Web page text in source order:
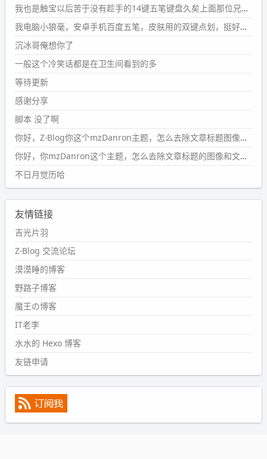
#PubWord要不我每年汇总整理一次？？碎雨集_沉冰浮水_
第1页https://www.wdssmq.com/tag/%E7%A2%8E%E9%9
B%A8%E9%9B%86/
wdssmq
2024-09-23 20:58:40
#PubWord
条嘟？？？？
wdssmq
2024-09-15 10:32:07
#PubWordVSCode 内 git 操作卡住的时候没办法主动取消
一直是个痛点，一般都是推送或拉取，今天连提交都卡
了。。
wdssmq
2024-09-11 08:45:43
#PubWord
然后天凉了，为了应对踢被子买了睡袋，不知道 1.2 米会不
会略窄。。
wdssmq
2024-09-09 19:43:00
#PubWord
表，21 年 11 月底发现 B 站上线了这部，直到前几天才看
完，还是分两次看的。。接下来有五项是 2019 年的，都是
电影 —— 略长的待办列表。。
我也是触宝以后苦于没有趁手的14键五笔键盘久矣上面那位兄台用的百度双键点划布局我也用过很久，那个皮肤做得很粗糙，个别键位的触发区域是错位的，快速打字时很容易出错，修改它的皮肤文件校正后勉强能用，但早年出的皮肤分辨率太低，实在谈不上美观。百度小米定制版的商店里有一个"小黑板"皮肤还不错(百度官方输入法商店里没有)，但那个风格我不喜欢这两天找到了一个叫"森林集"的公众号，开发了海量的皮肤，很多都有14键版本，付费但很便宜，几块钱，终于有自己满意的输入法了搜了一下，这个工作室还是百度的官方合作伙伴，不知道为什么14键作品都不在官方商店上架，难道是百度官方在刻意放弃14键？
我电脑小狼毫，安卓手机百度五笔，皮肤用的双键点划，挺好的。
沉冰哥俺想你了
一般这个冷笑话都是在卫生间看到的多
等待更新
感谢分享
脚本 没了啊
你好，Z-Blog你这个mzDanron主题，怎么去除文章标题图像和文章摘要，仅显示标题，感谢回复！
你好，你mzDanron这个主题，怎么去除文章标题的图像和文章摘要！仅显示标题，感谢回复解决！
不日月觉历哈
友情链接
吉光片羽
Z-Blog 交流论坛
漠漠睡的博客
野路子博客
魔王の博客
IT老李
水水的 Hexo 博客
友链申请